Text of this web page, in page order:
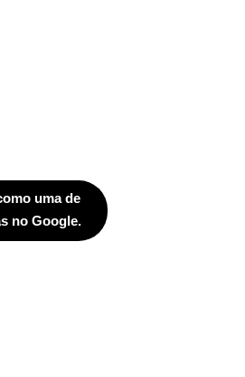
uma de
no Google.